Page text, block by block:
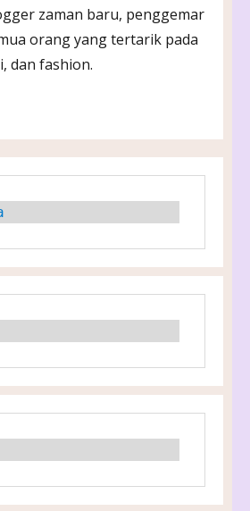
zaman baru, penggemar
orang yang tertarik pada
dan fashion.